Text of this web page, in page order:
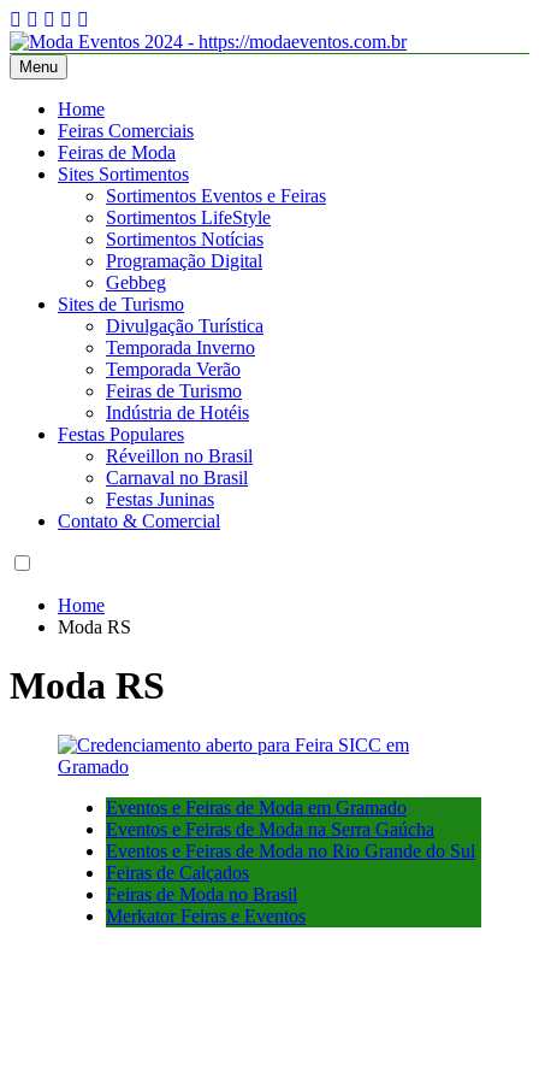
Skip
to
content
Moda Eventos 2026 – Desfiles de Moda 2026 – Feiras de Moda
2026
Moda Eventos 2026 – Moda Eventos no Brasil 2026 – Desfiles de
Moda 2026 – Feiras de Moda 2026 – Feiras de Moda no Brasil 2026
– Moda Eventos 2026 – Feiras de Moda Calçados 2026 – Feiras de
Moda Íntima 2026
Menu
Home
Feiras Comerciais
Feiras de Moda
Sites Sortimentos
Sortimentos Eventos e Feiras
Sortimentos LifeStyle
Sortimentos Notícias
Programação Digital
Gebbeg
Sites de Turismo
Divulgação Turística
Temporada Inverno
Temporada Verão
Feiras de Turismo
Indústria de Hotéis
Festas Populares
Réveillon no Brasil
Carnaval no Brasil
Festas Juninas
Contato & Comercial
Home
Moda RS
Moda RS
Eventos e Feiras de Moda em Gramado
Eventos e Feiras de Moda na Serra Gaúcha
Eventos e Feiras de Moda no Rio Grande do Sul
Feiras de Calçados
Feiras de Moda no Brasil
Merkator Feiras e Eventos